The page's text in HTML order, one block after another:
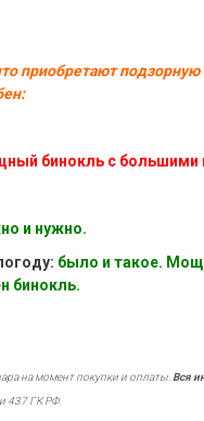
приобретают
бинокль с большими
и нужно.
было и такое.
бинокль.
на момент покупки и оплаты. Вся
437 ГК РФ.